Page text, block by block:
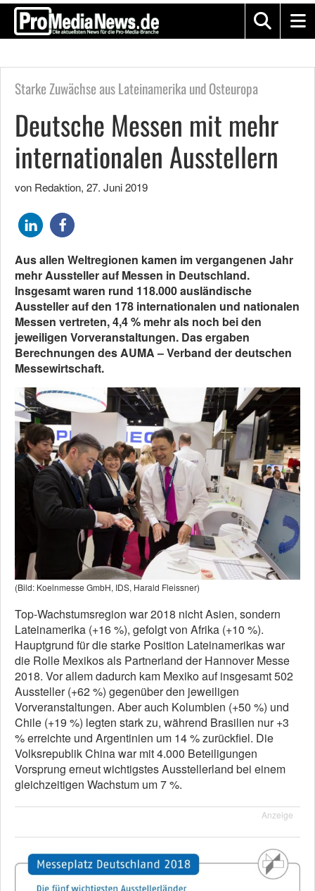
Starke Zuwächse aus Lateinamerika und Osteuropa
Deutsche Messen mit mehr
internationalen Ausstellern
von Redaktion, 27. Juni 2019
Aus allen Weltregionen kamen im vergangenen Jahr
mehr Aussteller auf Messen in Deutschland.
Insgesamt waren rund 118.000 ausländische
Aussteller auf den 178 internationalen und nationalen
Messen vertreten, 4,4 % mehr als noch bei den
jeweiligen Vorveranstaltungen. Das ergaben
Berechnungen des AUMA – Verband der deutschen
Messewirtschaft.
(Bild: Koelnmesse GmbH, IDS, Harald Fleissner)
Top-Wachstumsregion war 2018 nicht Asien, sondern
Lateinamerika (+16 %), gefolgt von Afrika (+10 %).
Hauptgrund für die starke Position Lateinamerikas war
die Rolle Mexikos als Partnerland der Hannover Messe
2018. Vor allem dadurch kam Mexiko auf insgesamt 502
Aussteller (+62 %) gegenüber den jeweiligen
Vorveranstaltungen. Aber auch Kolumbien (+50 %) und
Chile (+19 %) legten stark zu, während Brasilien nur +3
% erreichte und Argentinien um 14 % zurückfiel. Die
Volksrepublik China war mit 4.000 Beteiligungen
Vorsprung erneut wichtigstes Ausstellerland bei einem
gleichzeitigen Wachstum um 7 %.
Anzeige